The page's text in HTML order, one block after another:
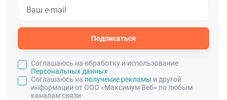
Подписаться
Cоглашаюсь на обработку и использование
Персональных данных
Соглашаюсь на получение рекламы и другой
информации от ООО «Максимум Веб» по любым
каналам связи